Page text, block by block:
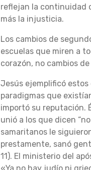
L
A
D
I
reflejan la continuidad
más la injusticia.
Los cambios de
escuelas que miren a
corazón, no cambios
Jesús ejemplificó
paradigmas que
importó su reputación.
unió a los que dicen
samaritanos le
prestamente, sanó
11). El ministerio del
«Ya no hay judío ni